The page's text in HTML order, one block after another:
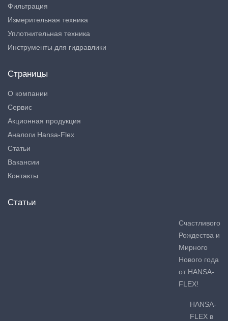
Фильтрация
Измерительная техника
Уплотнительная техника
Инструменты для гидравлики
Страницы
О компании
Сервис
Акционная продукция
Аналоги Hansa-Flex
Статьи
Вакансии
Контакты
Статьи
Счастливого
Рождества и
Мирного
Нового года
от HANSA-
FLEX!
HANSA-
FLEX в